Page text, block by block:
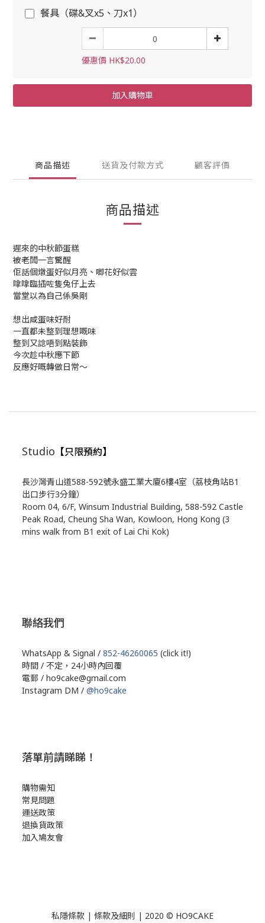
餐具（碟&叉x5、刀x1）
優惠價 HK$20.00
加入購物車
商品描述 送貨及付款方式 顧客評價
商品描述
遲來的中秋節蛋糕
被老闆一言驚醒
佢話個燉蛋好似月亮、唧花好似雲
嗱嗱臨插咗隻兔仔上去
當堂以為自己係吳剛
想出咸蛋味好耐
一直都未整到理想嘅味
整到又諗唔到點裝飾
今次趁中秋應下節
反應好嘅轉做日常～
Studio 【只限預約】
長沙灣青山道588-592號永盛工業大廈6樓4室（荔枝角站B1
出口步行3分鐘）
Room 04, 6/F, Winsum Industrial Building, 588-592 Castle
Peak Road, Cheung Sha Wan, Kowloon, Hong Kong (3
mins walk from B1 exit of Lai Chi Kok)
聯絡我們
WhatsApp & Signal / 852-46260065 (click it!)
時間 / 不定，24小時內回覆
電郵 / ho9cake@gmail.com
Instagram DM / @ho9cake
落單前請睇睇！
購物需知
常見問題
運送政策
退換貨政策
加入鳩友會
私隱條款 | 條款及細則 | 2020 © HO9CAKE